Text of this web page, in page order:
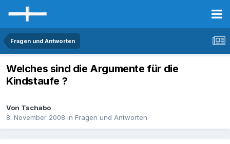
Fragen und Antworten
Welches sind die Argumente für die
Kindstaufe ?
Von Tschabo
8. November 2008 in Fragen und Antworten